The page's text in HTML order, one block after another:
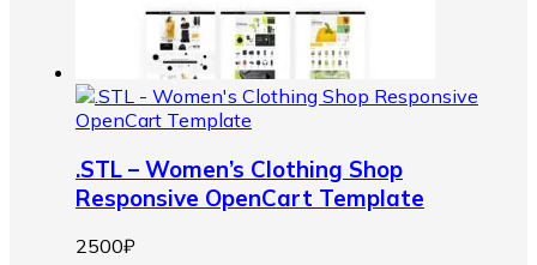
.STL – Women’s Clothing Shop
Responsive OpenCart Template
2500₽